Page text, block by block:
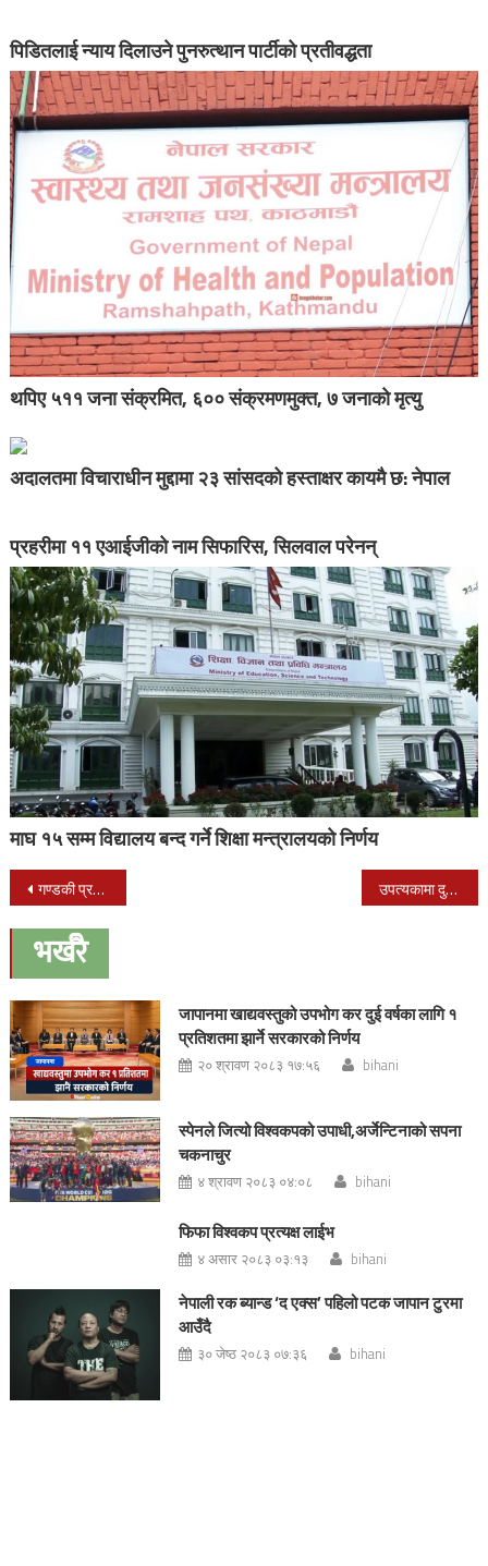
पिडितलाई न्याय दिलाउने पुनरुत्थान पार्टीको प्रतीवद्धता
थपिए ५११ जना संक्रमित, ६०० संक्रमणमुक्त, ७ जनाको मृत्यु
अदालतमा विचाराधीन मुद्दामा २३ सांसदको हस्ताक्षर कायमै छ: नेपाल
प्रहरीमा ११ एआईजीको नाम सिफारिस, सिलवाल परेनन्
माघ १५ सम्म विद्यालय बन्द गर्ने शिक्षा मन्त्रालयको निर्णय
Post
navigation
गण्डकी प्रदेशको मुख्यमन्त्रीमा गुरुङ पुन: नियुक्त उपत्यकामा दुई साता थपिएको निषेधाज्ञा आजबाट शुरु, थप कडाइ गरिने
भर्खरै
जापानमा खाद्यवस्तुको उपभोग कर दुई वर्षका लागि १
प्रतिशतमा झार्ने सरकारको निर्णय
२० श्रावण २०८३ १७:५६ bihani
स्पेनले जित्यो विश्वकपको उपाधी,अर्जेन्टिनाको सपना
चकनाचुर
४ श्रावण २०८३ ०४:०८ bihani
फिफा विश्वकप प्रत्यक्ष लाईभ
४ असार २०८३ ०३:१३ bihani
नेपाली रक ब्यान्ड ‘द एक्स’ पहिलो पटक जापान टुरमा
आउँदै
३० जेष्ठ २०८३ ०७:३६ bihani